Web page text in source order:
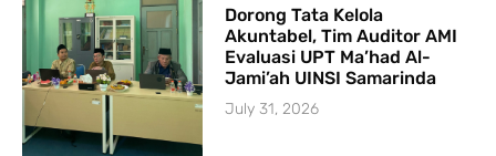
Dorong Tata Kelola
Akuntabel, Tim Auditor AMI
Evaluasi UPT Ma’had Al-
Jami’ah UINSI Samarinda
July 31, 2026